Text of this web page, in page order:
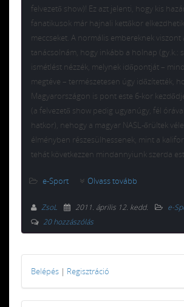
felvezető show)! Ez azt jelenti, hogy kis
fanatikusok már hajnali kettőkor
meccseket. A normális embereknek viszont
tanácsolnám, hogy inkább a holnap (gy.k.:
ismétlést nézzék, melynek időpontját –
megtéve – természetesen úgy időzítették,
Magyarországon is pont este 6-kor
(a felvezető show pedig ugyanúgy, fél
hatkor), nehogy a magyar NASL-őrültek
élményben részesülhessenek, mint a
tehát következzen mindannyiunk szerda
e-Sport Olvass tovább
ZsoL 2011. április 12. kedd. e-
20 hozzászólás
Belépés | Regisztráció